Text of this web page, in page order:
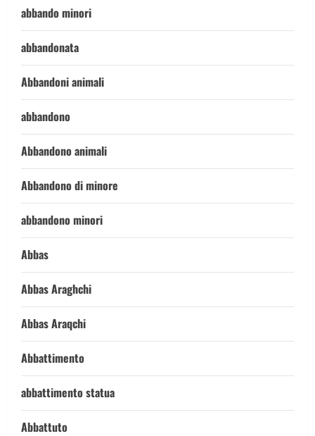
abbando minori
abbandonata
Abbandoni animali
abbandono
Abbandono animali
Abbandono di minore
abbandono minori
Abbas
Abbas Araghchi
Abbas Araqchi
Abbattimento
abbattimento statua
Abbattuto